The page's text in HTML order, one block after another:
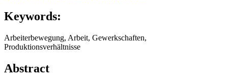
Keywords:
Arbeiterbewegung, Arbeit, Gewerkschaften,
Produktionsverhältnisse
Abstract